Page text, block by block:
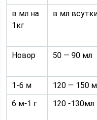
в мл на
1кг
в мл
Новор 50 — 90 мл
1-6 м 120 — 150
6 м-1 г
120 -130мл